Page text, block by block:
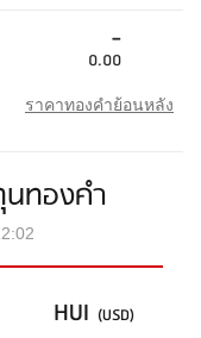
-
0.00
ราคาทองคำย้อนหลัง
นทองคำ
HUI (USD)